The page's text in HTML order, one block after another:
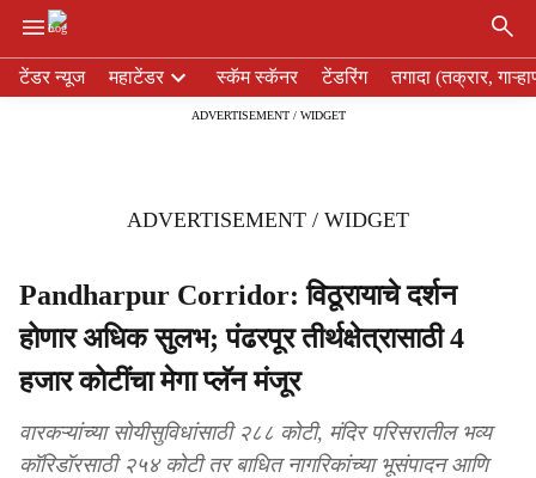
e
टेंडर न्यूज महाटेंडर स्कॅम स्कॅनर टेंडरिंग तगादा (तक्रार,
ADVERTISEMENT / WIDGET
ADVERTISEMENT / WIDGET
Pandharpur Corridor: विठूरायाचे दर्शन
होणार अधिक सुलभ; पंढरपूर तीर्थक्षेत्रासाठी 4
हजार कोटींचा मेगा प्लॅन मंजूर
वारकऱ्यांच्या सोयीसुविधांसाठी २८८ कोटी, मंदिर परिसरातील भव्य
कॉरिडॉरसाठी २५४ कोटी तर बाधित नागरिकांच्या भूसंपादन आणि